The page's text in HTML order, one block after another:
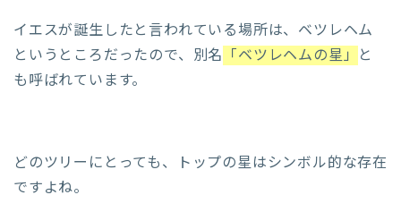
イエスが誕生したと言われている場所は、ベツレヘム
というところだったので、別名 「ベツレヘムの星」 と
も呼ばれています。
どのツリーにとっても、トップの星はシンボル的な存在
ですよね。